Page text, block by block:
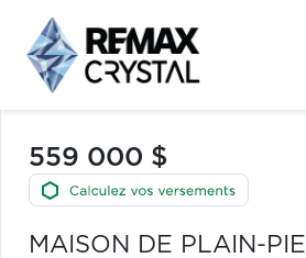
559 000 $
MAISON DE PLAIN-